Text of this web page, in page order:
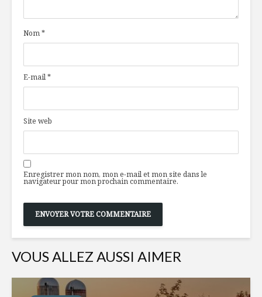
Nom*
E-mail*
Site web
Enregistrer mon nom, mon e-mail et mon site dans le
navigateur pour mon prochain commentaire.
VOUS ALLEZ AUSSI AIMER